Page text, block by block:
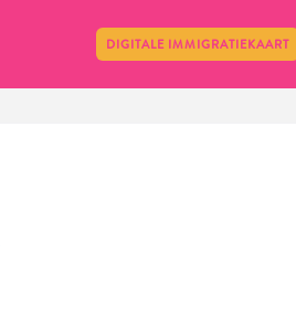
DIGITALE IMMIGRATIEKAART